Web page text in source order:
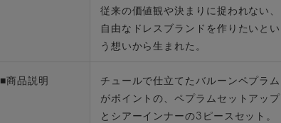
従来の価値観や決まりに捉われない、
自由なドレスブランドを作りたいとい
う想いから生まれた。
■商品説明
チュールで仕立てたバルーンペプラム
がポイントの、ペプラムセットアップ
とシアーインナーの3ピースセット。